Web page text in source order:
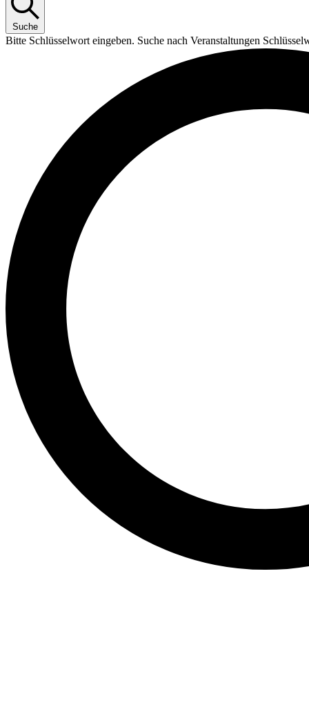
Suche
Bitte Schlüsselwort eingeben. Suche nach Veranstaltungen